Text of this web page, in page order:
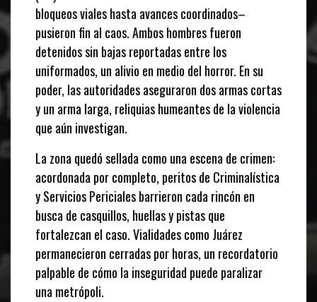
bloqueos viales hasta avances coordinados–
pusieron fin al caos. Ambos hombres fueron
detenidos sin bajas reportadas entre los
uniformados, un alivio en medio del horror. En su
poder, las autoridades aseguraron dos armas cortas
y un arma larga, reliquias humeantes de la violencia
que aún investigan.
La zona quedó sellada como una escena de crimen:
acordonada por completo, peritos de Criminalística
y Servicios Periciales barrieron cada rincón en
busca de casquillos, huellas y pistas que
fortalezcan el caso. Vialidades como Juárez
permanecieron cerradas por horas, un recordatorio
palpable de cómo la inseguridad puede paralizar
una metrópoli.